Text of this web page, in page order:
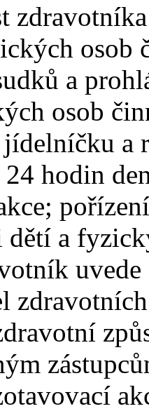
osob
a
osob
a
hodin
dětí a